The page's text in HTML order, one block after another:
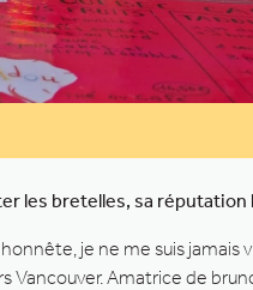
les bretelles, sa
je ne me suis
Vancouver. Amatrice de